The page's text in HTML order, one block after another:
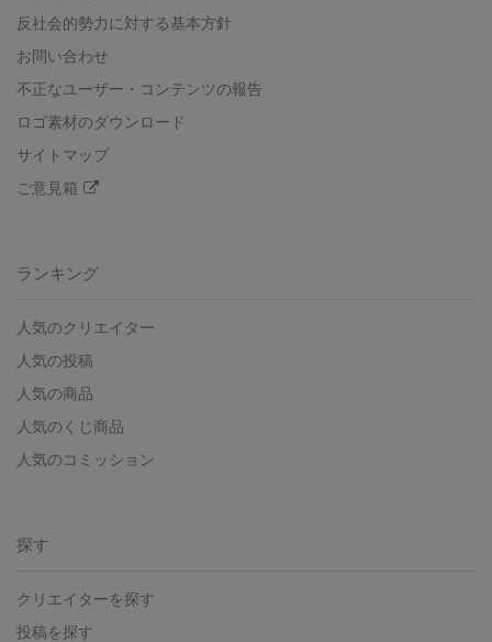
反社会的勢力に対する基本方針
お問い合わせ
不正なユーザー・コンテンツの報告
ロゴ素材のダウンロード
サイトマップ
ご意見箱
ランキング
人気のクリエイター
人気の投稿
人気の商品
人気のくじ商品
人気のコミッション
探す
クリエイターを探す
投稿を探す